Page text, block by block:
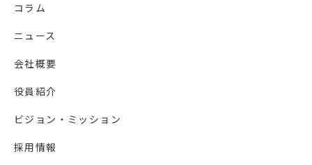
コラム
ニュース
会社概要
役員紹介
ビジョン・ミッション
採用情報